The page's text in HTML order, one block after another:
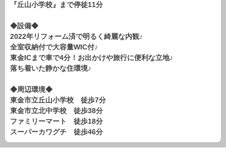
『丘山小学校』まで停徒11分
◆設備◆
2022年リフォーム済で明るく綺麗な内観♪
全室収納付で大容量WIC付♪
東金ICまで車で4分！お出かけや旅行に便利な立地♪
落ち着いた静かな住環境♪
◆周辺環境◆
東金市立丘山小学校 徒歩7分
東金市立北中学校 徒歩38分
ファミリーマート 徒歩18分
スーパーカワグチ 徒歩46分
売却査定
お問い合わせ サイトマップ
プライバシーポリシー
物件検索
新築一戸建
エリアから探す
路線から探す
中古一戸建